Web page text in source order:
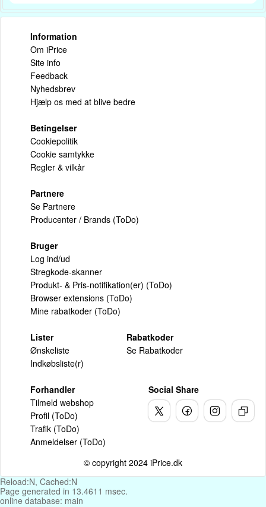
Information
Om iPrice
Site info
Feedback
Nyhedsbrev
Hjælp os med at blive bedre
Betingelser
Cookiepolitik
Cookie samtykke
Regler & vilkår
Partnere
Se Partnere
Producenter / Brands (ToDo)
Bruger
Log ind/ud
Stregkode-skanner
Produkt- & Pris-notifikation(er) (ToDo)
Browser extensions (ToDo)
Mine rabatkoder (ToDo)
Lister
Ønskeliste
Indkøbsliste(r)
Rabatkoder
Se Rabatkoder
Forhandler
Tilmeld webshop
Profil (ToDo)
Trafik (ToDo)
Anmeldelser (ToDo)
Social Share
© copyright 2024 iPrice.dk
Reload:N, Cached:N
Page generated in 13.4611 msec.
online database: main